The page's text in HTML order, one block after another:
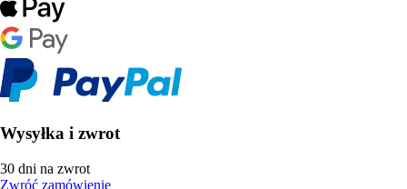
Wysyłka i zwrot
30 dni na zwrot
Zwróć zamówienie